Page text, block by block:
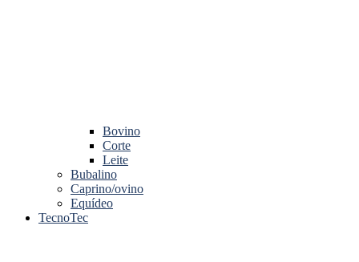
Bovino
Corte
Leite
Bubalino
Caprino/ovino
Equídeo
TecnoTec